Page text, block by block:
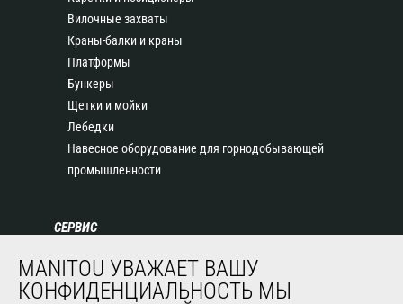
Вилочные захваты
Краны-балки и краны
Платформы
Бункеры
Щетки и мойки
Лебедки
Навесное оборудование для горнодобывающей
промышленности
СЕРВИС
Финансирование
Продленная гарантия
MANITOU УВАЖАЕТ ВАШУ
КОНФИДЕНЦИАЛЬНОСТЬ МЫ